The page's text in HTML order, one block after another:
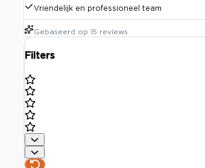
Vriendelijk en professioneel team
Gebaseerd op 15 reviews
Filters